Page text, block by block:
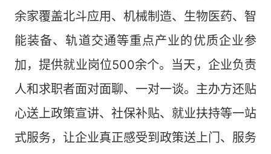
余家覆盖北斗应用、机械制造、生物医药、智
能装备、轨道交通等重点产业的优质企业参
加，提供就业岗位500余个。当天，企业负责
人和求职者面对面聊、一对一谈。主办方还贴
心送上政策宣讲、社保补贴、就业扶持等一站
式服务，让企业真正感受到政策送上门、服务